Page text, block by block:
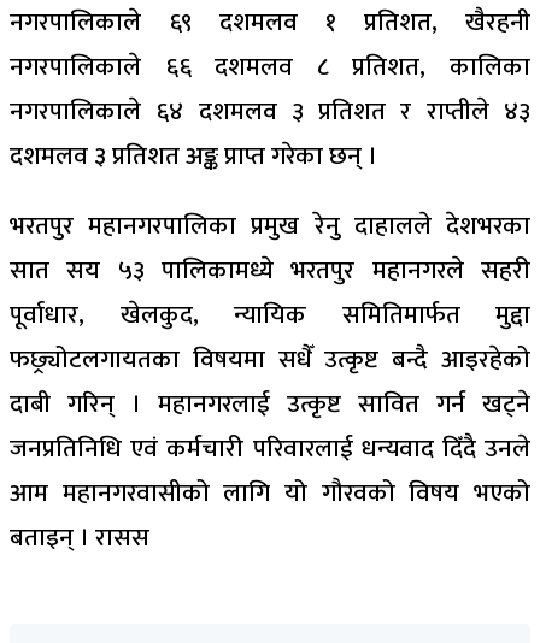
नगरपालिकाले ६९ दशमलव १ प्रतिशत, खैरहनी
नगरपालिकाले ६६ दशमलव ८ प्रतिशत, कालिका
नगरपालिकाले ६४ दशमलव ३ प्रतिशत र राप्तीले ४३
दशमलव ३ प्रतिशत अङ्क प्राप्त गरेका छन् ।
भरतपुर महानगरपालिका प्रमुख रेनु दाहालले देशभरका
सात सय ५३ पालिकामध्ये भरतपुर महानगरले सहरी
पूर्वाधार, खेलकुद, न्यायिक समितिमार्फत मुद्दा
फछ्र्योटलगायतका विषयमा सधैँ उत्कृष्ट बन्दै आइरहेको
दाबी गरिन् । महानगरलाई उत्कृष्ट सावित गर्न खट्‌ने
जनप्रतिनिधि एवं कर्मचारी परिवारलाई धन्यवाद दिँदै उनले
आम महानगरवासीको लागि यो गौरवको विषय भएको
बताइन् । रासस